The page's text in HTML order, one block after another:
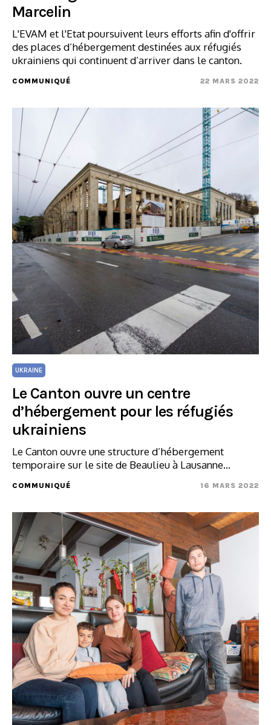
Marcelin
L'EVAM et l'Etat poursuivent leurs efforts afin d'offrir
des places d’hébergement destinées aux réfugiés
ukrainiens qui continuent d’arriver dans le canton.
COMMUNIQUÉ 22 MARS 2022
UKRAINE
Le Canton ouvre un centre
d’hébergement pour les réfugiés
ukrainiens
Le Canton ouvre une structure d’hébergement
temporaire sur le site de Beaulieu à Lausanne…
COMMUNIQUÉ 16 MARS 2022